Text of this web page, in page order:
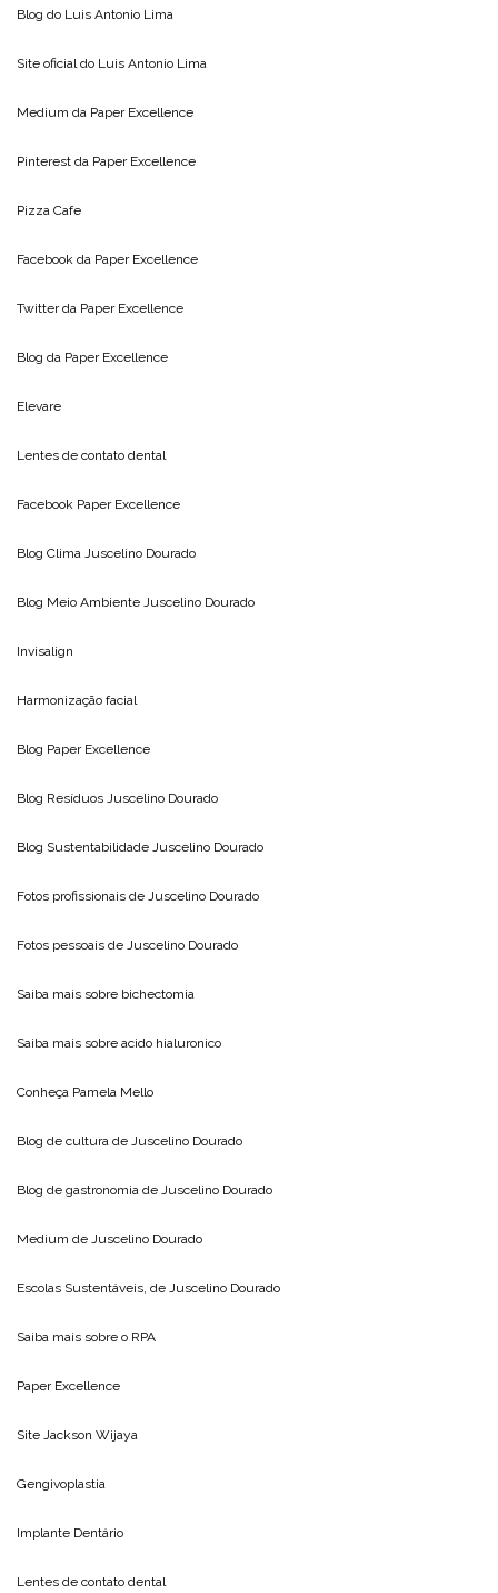
Blog do Luis Antonio Lima
Site oficial do Luis Antonio Lima
Medium da Paper Excellence
Pinterest da Paper Excellence
Pizza Cafe
Facebook da Paper Excellence
Twitter da Paper Excellence
Blog da Paper Excellence
Elevare
Lentes de contato dental
Facebook Paper Excellence
Blog Clima Juscelino Dourado
Blog Meio Ambiente Juscelino Dourado
Invisalign
Harmonização facial
Blog Paper Excellence
Blog Resíduos Juscelino Dourado
Blog Sustentabilidade Juscelino Dourado
Fotos profissionais de Juscelino Dourado
Fotos pessoais de Juscelino Dourado
Saiba mais sobre bichectomia
Saiba mais sobre acido hialuronico
Conheça Pamela Mello
Blog de cultura de Juscelino Dourado
Blog de gastronomia de Juscelino Dourado
Medium de Juscelino Dourado
Escolas Sustentáveis, de Juscelino Dourado
Saiba mais sobre o RPA
Paper Excellence
Site Jackson Wijaya
Gengivoplastia
Implante Dentário
Lentes de contato dental